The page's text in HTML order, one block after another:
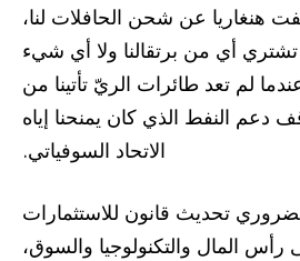
هنغاريا عن شحن الحافلات لنا،
تشتري أي من برتقالنا ولا أي شيء
لم تعد طائرات الريّ تأتينا من
دعم النفط الذي كان يمنحنا إياه
الاتحاد السوفياتي.
تحديث قانون للاستثمارات
رأس المال والتكنولوجيا والسوق،